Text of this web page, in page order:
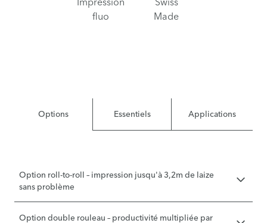
fluo
Made
Options Essentiels Applications
Option roll-to-roll – impression jusqu'à 3,2m de laize
sans problème
Option double rouleau – productivité multipliée par